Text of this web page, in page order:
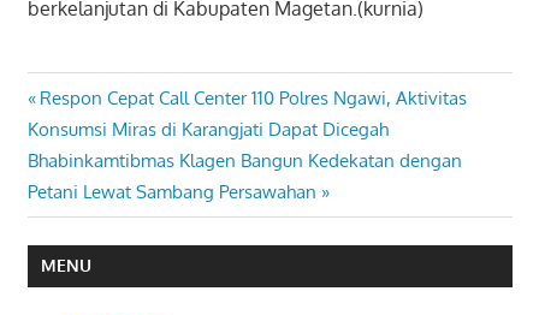
berkelanjutan di Kabupaten Magetan.(kurnia)
Navigasi
pos
Previous
Post:
Respon Cepat Call Center 110 Polres Ngawi, Aktivitas
Konsumsi Miras di Karangjati Dapat Dicegah
Next
Post:
Bhabinkamtibmas Klagen Bangun Kedekatan dengan
Petani Lewat Sambang Persawahan
MENU